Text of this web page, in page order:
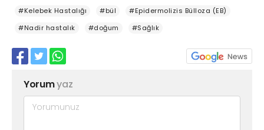
#Kelebek Hastalığı #bül
#Epidermolizis Bülloza (EB)
#Nadir hastalık
#doğum #Sağlık
Yorumyaz